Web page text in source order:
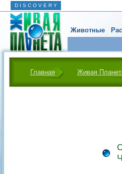
D I S C O V E R Y
Животные
Главная Живая